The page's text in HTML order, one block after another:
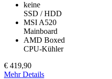
keine
SSD / HDD
MSI A520
Mainboard
AMD Boxed
CPU-Kühler
€ 419,90
Mehr Details